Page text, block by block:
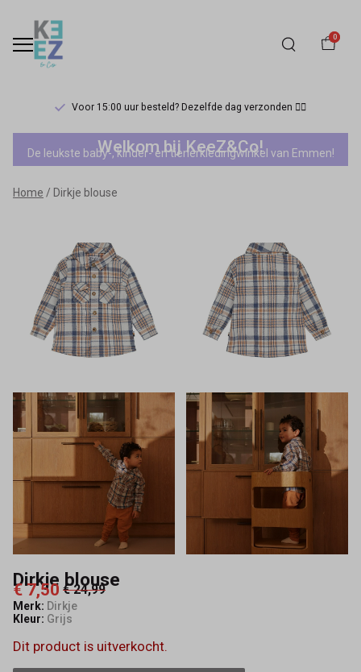
0
Voor 15:00 uur besteld? Dezelfde dag verzonden 🏃‍♀️
Dirkje
blouse
Keez&Co
Welkom bij KeeZ&Co!
De leukste baby-, kinder- en tienerkledingwinkel van Emmen!
Home Dirkje blouse
Dirkje blouse
€ 7,50 € 24,99
Merk: Dirkje
Kleur: Grijs
Dit product is uitverkocht.